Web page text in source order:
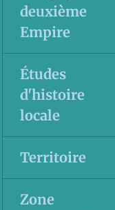
deuxième
Empire
Études
d'histoire
locale
Territoire
Zone